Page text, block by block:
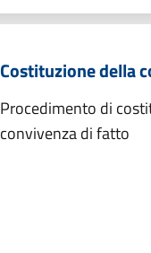
Costituzione della
Procedimento di
convivenza di fatto